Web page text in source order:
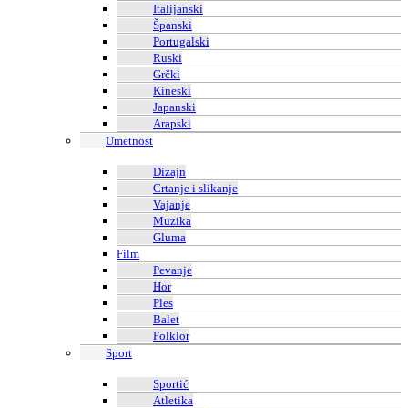
Italijanski
Španski
Portugalski
Ruski
Grčki
Kineski
Japanski
Arapski
Umetnost
Dizajn
Crtanje i slikanje
Vajanje
Muzika
Gluma
Film
Pevanje
Hor
Ples
Balet
Folklor
Sport
Sportić
Atletika